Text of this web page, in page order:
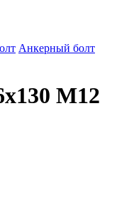
Анкерный болт
M12